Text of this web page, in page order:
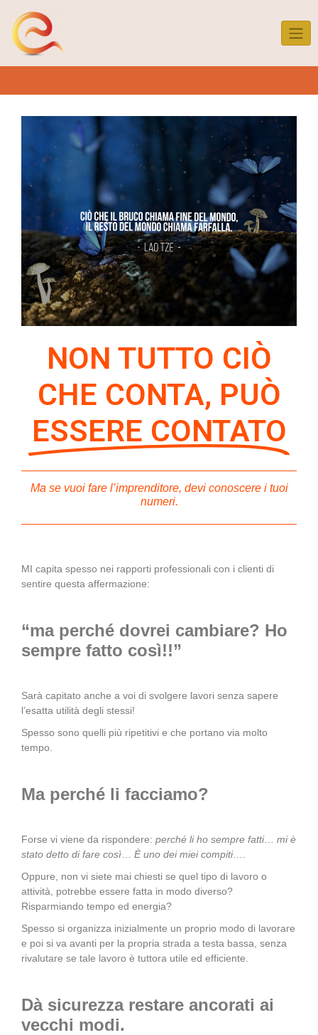
NON TUTTO CIÒ
CHE CONTA, PUÒ
ESSERE CONTATO
Ma se vuoi fare l’imprenditore, devi conoscere i tuoi
numeri.
MI capita spesso nei rapporti professionali con i clienti di
sentire questa affermazione:
“ma perché dovrei cambiare? Ho
sempre fatto così!!”
Sarà capitato anche a voi di svolgere lavori senza sapere
l’esatta utilità degli stessi!
Spesso sono quelli più ripetitivi e che portano via molto
tempo.
Ma perché li facciamo?
Forse vi viene da rispondere: perché li ho sempre fatti… mi è
stato detto di fare così
È uno dei miei compiti….
Oppure, non vi siete mai chiesti se quel tipo di lavoro o
attività, potrebbe essere fatta in modo diverso?
Risparmiando tempo ed energia?
Spesso si organizza inizialmente un proprio modo di lavorare
e poi si va avanti per la propria strada a testa bassa, senza
rivalutare se tale lavoro è tuttora utile ed efficiente.
Dà sicurezza restare ancorati ai
vecchi modi.